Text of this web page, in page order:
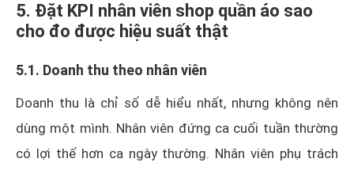
5. Đặt KPI nhân viên shop quần áo sao
cho đo được hiệu suất thật
5.1. Doanh thu theo nhân viên
Doanh thu là chỉ số dễ hiểu nhất, nhưng không nên
dùng một mình. Nhân viên đứng ca cuối tuần thường
có lợi thế hơn ca ngày thường. Nhân viên phụ trách